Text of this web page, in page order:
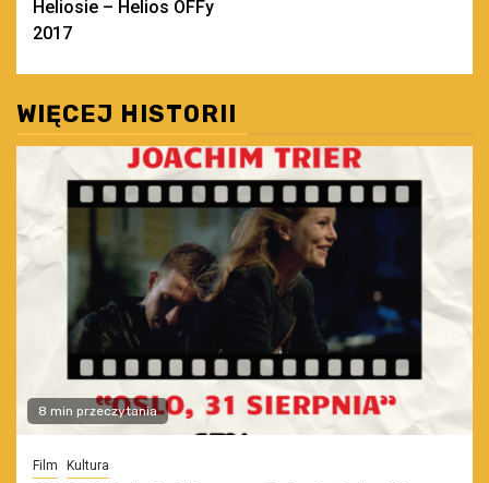
Heliosie – Helios OFFy
2017
WIĘCEJ HISTORII
8 min przeczytania
Film Kultura